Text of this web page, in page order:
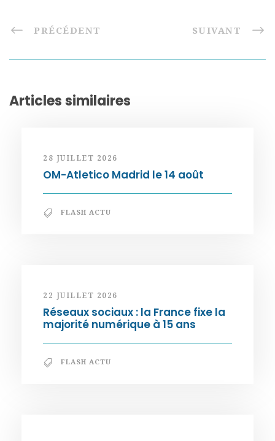
PRÉCÉDENT SUIVANT
Articles similaires
28 JUILLET 2026
OM-Atletico Madrid le 14 août
FLASH ACTU
22 JUILLET 2026
Réseaux sociaux : la France fixe la
majorité numérique à 15 ans
FLASH ACTU